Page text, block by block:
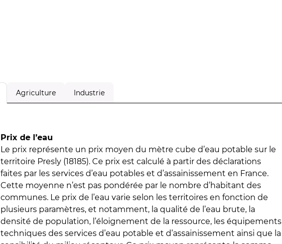
Agriculture Industrie
Prix de l’eau
Le prix représente un prix moyen du mètre cube d’eau potable sur le
territoire Presly (18185). Ce prix est calculé à partir des déclarations
faites par les services d’eau potables et d’assainissement en France.
Cette moyenne n’est pas pondérée par le nombre d’habitant des
communes. Le prix de l’eau varie selon les territoires en fonction de
plusieurs paramètres, et notamment, la qualité de l’eau brute, la
densité de population, l’éloignement de la ressource, les équipements
techniques des services d’eau potable et d’assainissement ainsi que la